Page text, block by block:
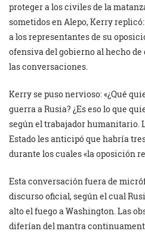
proteger a los civiles de la
sometidos en Alepo, Kerry
a los representantes de su
ofensiva del gobierno al hecho
las conversaciones.
Kerry se puso nervioso: «¿Qué
guerra a Rusia? ¿Es eso lo que
según el trabajador humanitario.
Estado les anticipó que habría
durante los cuales «la oposición
Esta conversación fuera de
discurso oficial, según el cual
alto el fuego a Washington. Las
diferían del mantra